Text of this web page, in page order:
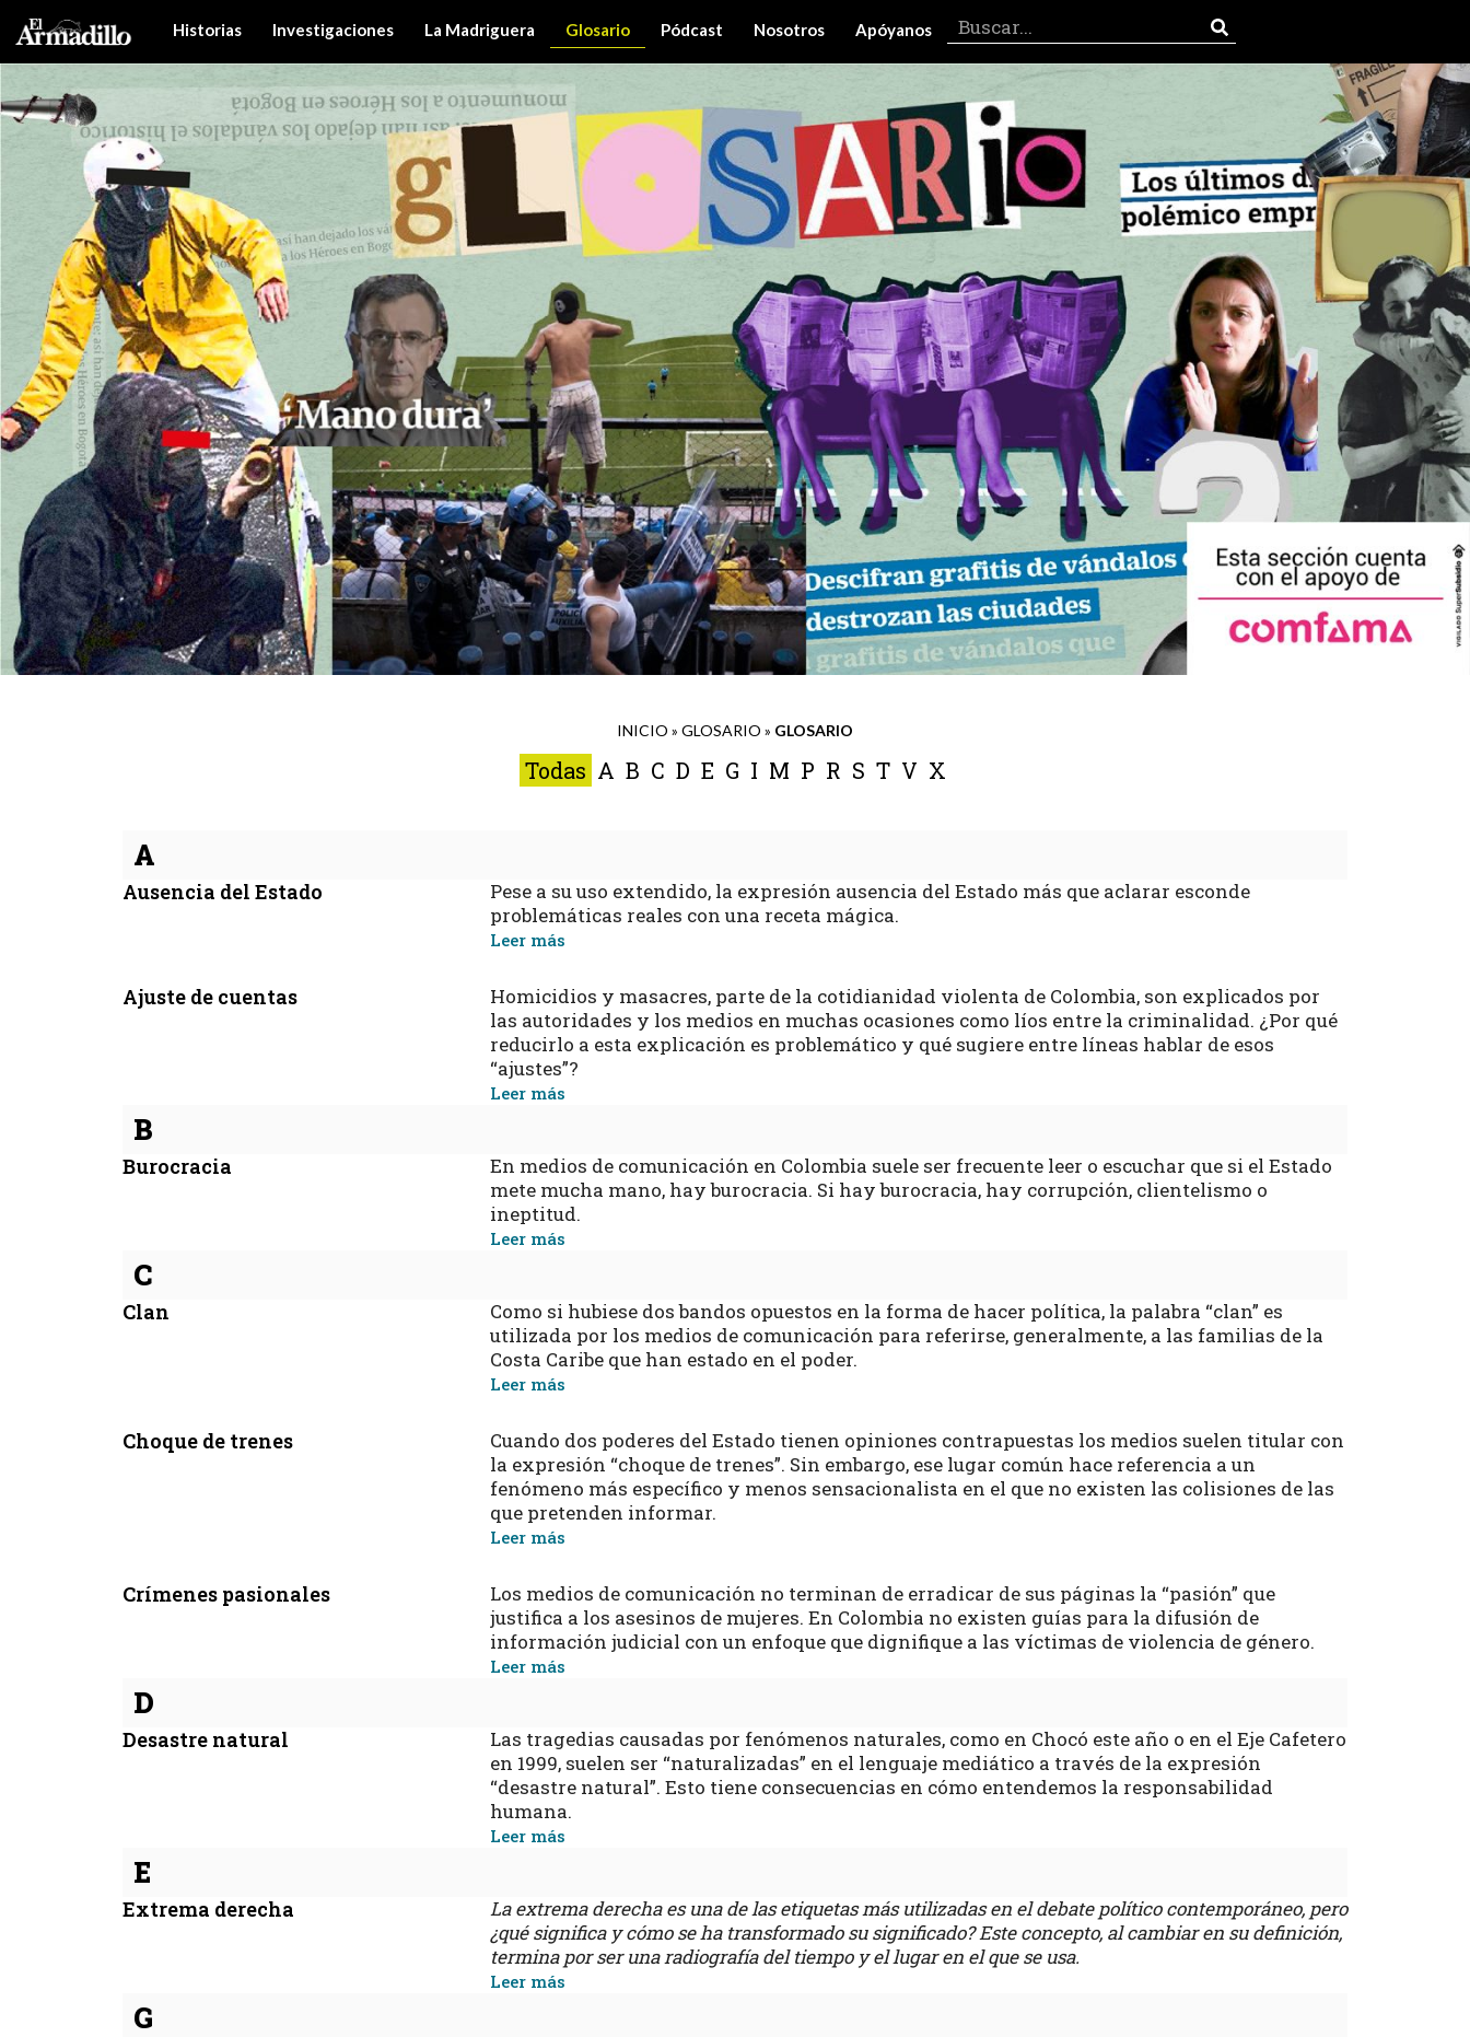
Historias Investigaciones La Madriguera Glosario Pódcast Nosotros Apóyanos
INICIO » GLOSARIO » GLOSARIO
Todas A B C D E G I M P R S T V X
A
Ausencia del Estado
Pese a su uso extendido, la expresión ausencia del Estado más que aclarar esconde
problemáticas reales con una receta mágica.
Leer más
Ajuste de cuentas
Homicidios y masacres, parte de la cotidianidad violenta de Colombia, son explicados por
las autoridades y los medios en muchas ocasiones como líos entre la criminalidad. ¿Por qué
reducirlo a esta explicación es problemático y qué sugiere entre líneas hablar de esos
“ajustes”?
Leer más
B
Burocracia
En medios de comunicación en Colombia suele ser frecuente leer o escuchar que si el Estado
mete mucha mano, hay burocracia. Si hay burocracia, hay corrupción, clientelismo o
ineptitud.
Leer más
C
Clan
Como si hubiese dos bandos opuestos en la forma de hacer política, la palabra “clan” es
utilizada por los medios de comunicación para referirse, generalmente, a las familias de la
Costa Caribe que han estado en el poder.
Leer más
Choque de trenes
Cuando dos poderes del Estado tienen opiniones contrapuestas los medios suelen titular con
la expresión “choque de trenes”. Sin embargo, ese lugar común hace referencia a un
fenómeno más específico y menos sensacionalista en el que no existen las colisiones de las
que pretenden informar.
Leer más
Crímenes pasionales
Los medios de comunicación no terminan de erradicar de sus páginas la “pasión” que
justifica a los asesinos de mujeres. En Colombia no existen guías para la difusión de
información judicial con un enfoque que dignifique a las víctimas de violencia de género.
Leer más
D
Desastre natural
Las tragedias causadas por fenómenos naturales, como en Chocó este año o en el Eje Cafetero
en 1999, suelen ser “naturalizadas” en el lenguaje mediático a través de la expresión
“desastre natural”. Esto tiene consecuencias en cómo entendemos la responsabilidad
humana.
Leer más
E
Extrema derecha
La extrema derecha es una de las etiquetas más utilizadas en el debate político contemporáneo, pero
¿qué significa y cómo se ha transformado su significado? Este concepto, al cambiar en su definición,
termina por ser una radiografía del tiempo y el lugar en el que se usa.
Leer más
G